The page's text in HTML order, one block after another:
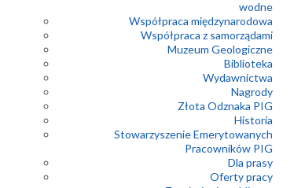
wodne
Współpraca międzynarodowa
Współpraca z samorządami
Muzeum Geologiczne
Biblioteka
Wydawnictwa
Nagrody
Złota Odznaka PIG
Historia
Stowarzyszenie Emerytowanych
Pracowników PIG
Dla prasy
Oferty pracy